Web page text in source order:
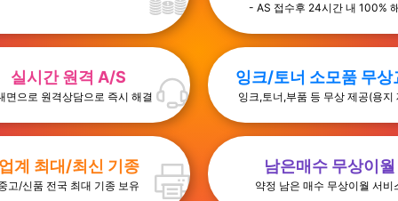
- AS 접수후 24시간 내 100%
실시간 원격 A/S
면으로 원격상담으로 즉시 해결
잉크/토너 소모품 무상
잉크,토너,부품 등 무상 제공(용지
계 최대/최신 기종
고/신품 전국 최대 기종 보유
남은매수 무상이월
약정 남은 매수 무상이월 서비